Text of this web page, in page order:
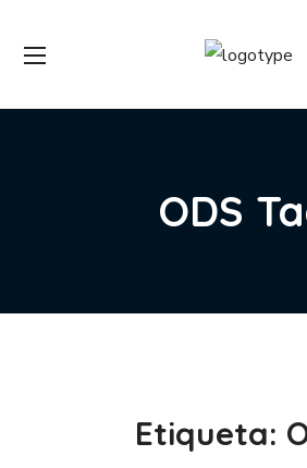
ODS
Etiqueta: